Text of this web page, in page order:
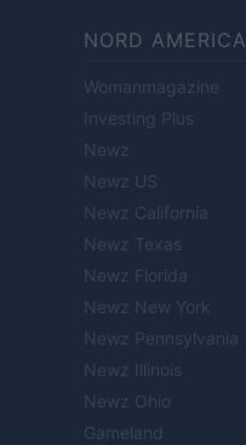
NORD AMERICA
Womanmagazine
Investing Plus
Newz
Newz US
Newz California
Newz Texas
Newz Florida
Newz New York
Newz Pennsylvania
Newz Illinois
Newz Ohio
Gameland